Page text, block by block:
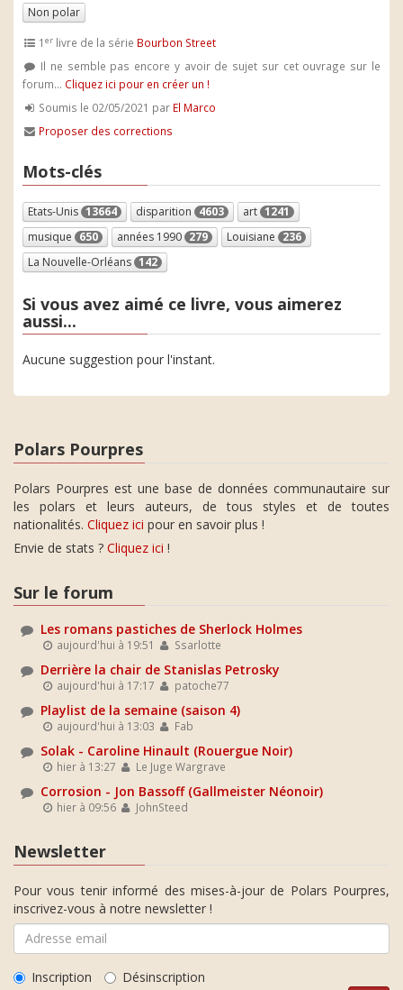
Non polar
1er livre de la série Bourbon Street
Il ne semble pas encore y avoir de sujet sur cet ouvrage sur le
forum... Cliquez ici pour en créer un !
Soumis le 02/05/2021 par El Marco
Proposer des corrections
Mots-clés
Etats-Unis 13664 disparition 4603 art 1241
musique 650 années 1990 279 Louisiane 236
La Nouvelle-Orléans 142
Si vous avez aimé ce livre, vous aimerez
aussi...
Aucune suggestion pour l'instant.
Polars Pourpres
Polars Pourpres est une base de données communautaire sur
les polars et leurs auteurs, de tous styles et de toutes
nationalités. Cliquez ici pour en savoir plus !
Envie de stats ? Cliquez ici !
Sur le forum
Les romans pastiches de Sherlock Holmes
aujourd'hui à 19:51 Ssarlotte
Derrière la chair de Stanislas Petrosky
aujourd'hui à 17:17 patoche77
Playlist de la semaine (saison 4)
aujourd'hui à 13:03 Fab
Solak - Caroline Hinault (Rouergue Noir)
hier à 13:27 Le Juge Wargrave
Corrosion - Jon Bassoff (Gallmeister Néonoir)
hier à 09:56 JohnSteed
Newsletter
Pour vous tenir informé des mises-à-jour de Polars Pourpres,
inscrivez-vous à notre newsletter !
Inscription Désinscription